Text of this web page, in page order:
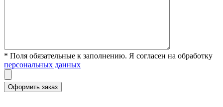
* Поля обязательные к заполнению. Я согласен на обработку
персональных данных